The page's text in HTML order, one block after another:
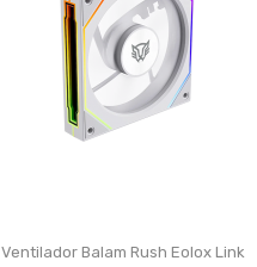
Ventilador Balam Rush Eolox Link